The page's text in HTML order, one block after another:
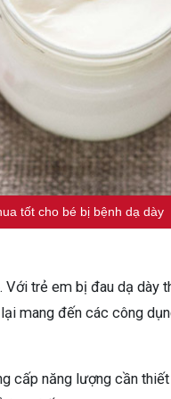
tốt cho bé bị bệnh dạ dày
trẻ em bị đau dạ dày
mang đến các công
cấp năng lượng cần